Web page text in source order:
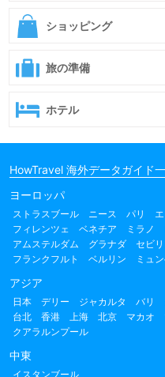
ショッピング
旅の準備
ホテル
HowTravel 海外データガイド
ヨーロッパ
ストラスブール ニース パリ
フィレンツェ
ベネチア ミラノ
アムステルダム
グラナダ セビ
フランクフルト
ベルリン ミュ
アジア
日本 デリー ジャカルタ バリ
台北
香港 上海 北京 マカオ
クアラルンプール
中東
イスタンブール